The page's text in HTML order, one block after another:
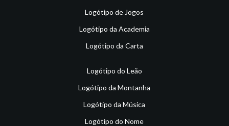
Logótipo de Jogos
Logótipo da Academia
Logótipo da Carta
Logótipo do Leão
Logótipo da Montanha
Logótipo da Música
Logótipo do Nome